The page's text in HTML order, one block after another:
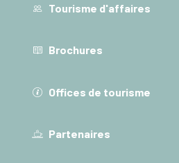
Tourisme d'affaires
Brochures
Offices de tourisme
Partenaires